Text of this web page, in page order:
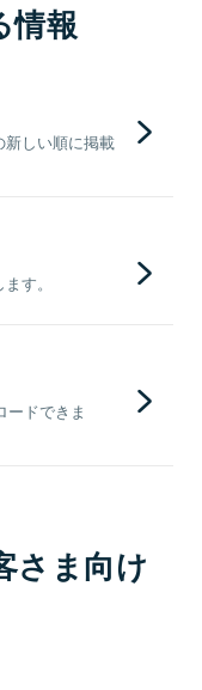
情報
しい順に掲載
す。
ードできま
さま向け